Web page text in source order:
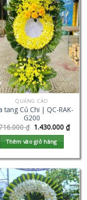
QUẢNG CÁO
tang Củ Chi | QC-RAK-
G200
₫ 1.430.000 ₫
Thêm vào giỏ hàng